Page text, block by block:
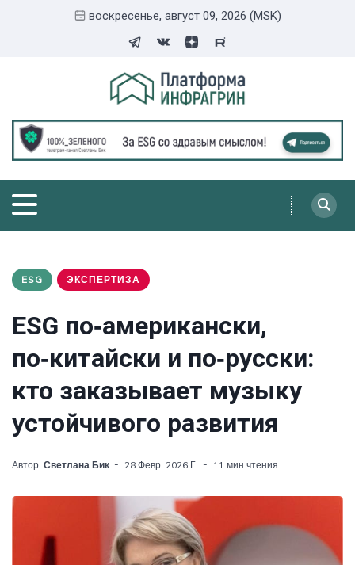
воскресенье, август 09, 2026 (MSK)
ESG ЭКСПЕРТИЗА
ESG по‑американски,
по‑китайски и по‑русски:
кто заказывает музыку
устойчивого развития
Автор: Светлана Бик 28 Февр. 2026 Г. 11 мин чтения